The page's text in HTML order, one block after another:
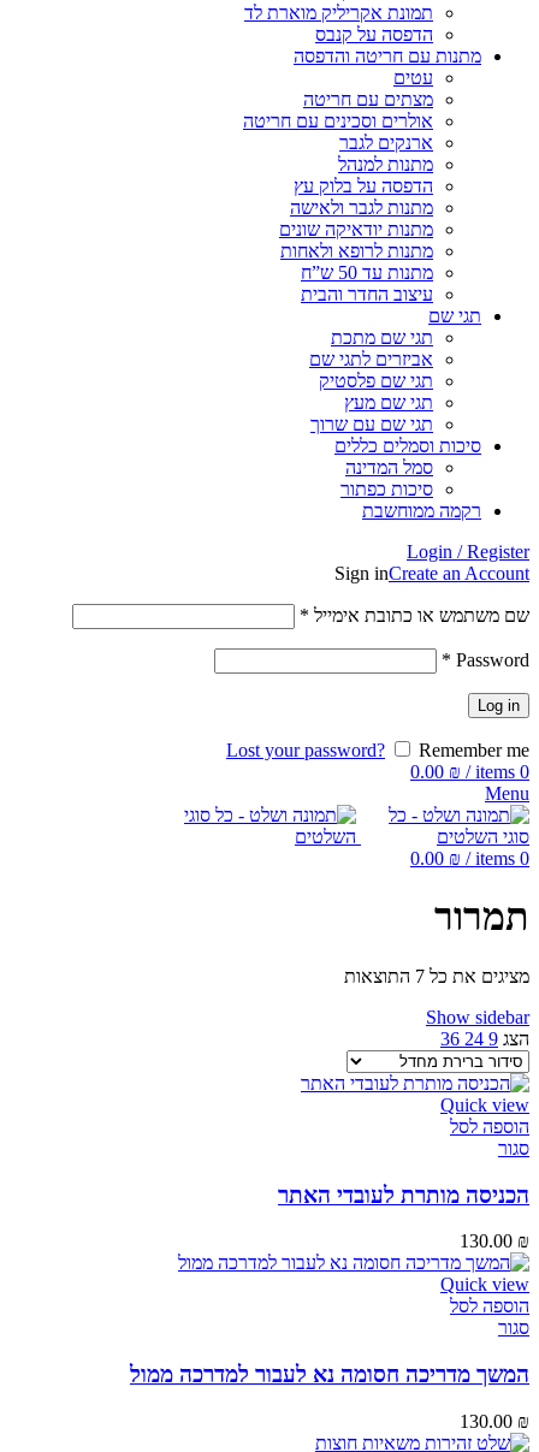
תמונת אקריליק מוארת לד
הדפסה על קנבס
מתנות עם חריטה והדפסה
עטים
מצתים עם חריטה
אולרים וסכינים עם חריטה
ארנקים לגבר
מתנות למנהל
הדפסה על בלוק עץ
מתנות לגבר ולאישה
מתנות יודאיקה שונים
מתנות לרופא ולאחות
מתנות עד 50 ש”ח
עיצוב החדר והבית
תגי שם
תגי שם מתכת
אביזרים לתגי שם
תגי שם פלסטיק
תגי שם מעץ
תגי שם עם שרוך
סיכות וסמלים כללים
סמל המדינה
סיכות כפתור
רקמה ממוחשבת
Login / Register
Sign inCreate an Account
שם משתמש או כתובת אימייל *
Password
*
Log in
Lost your password?
Remember me
0
items
/
0.00 ₪
Menu
0
items
/
0.00 ₪
תמרור
מציגים את כל ⁦7⁩ התוצאות
Show sidebar
הצג 9
24
36
Quick view
הוספה לסל
סגור
הכניסה מותרת לעובדי האתר
130.00 ₪
Quick view
הוספה לסל
סגור
המשך מדריכה חסומה נא לעבור למדרכה ממול
130.00 ₪